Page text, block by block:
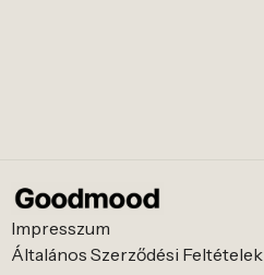
Impresszum
Általános Szerződési Feltételek